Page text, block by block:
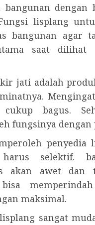
bangunan dengan
lisplang
bangunan agar
saat dilihat
jati adalah
cukup bagus.
fungsinya dengan
penyedia
harus selektif.
akan awet dan
bisa
maksimal.
sangat